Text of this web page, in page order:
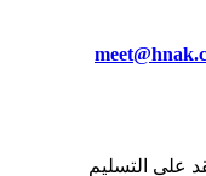
على التسليم